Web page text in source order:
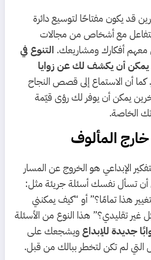
قد يكون مفتاحًا لتوسيع دائرة
مع أشخاص من مجالات
معهم أفكارك ومشاريعك. التنوع في
يمكن أن يكشف لك عن زوايا
. كما أن الاستماع إلى قصص النجاح
يمكن أن يوفر لك رؤى قيّمة
الخاصة.
الإبداعي هو الخروج عن المسار
أن تسأل نفسك أسئلة جريئة مثل:
هذا تمامًا؟” أو “كيف يمكنني
غير تقليدي؟” هذا النوع من الأسئلة
جديدة للإبداعويشجعك على
التي لم تكن لتخطر ببالك من قبل.